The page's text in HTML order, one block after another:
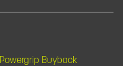
Powergrip Buyback